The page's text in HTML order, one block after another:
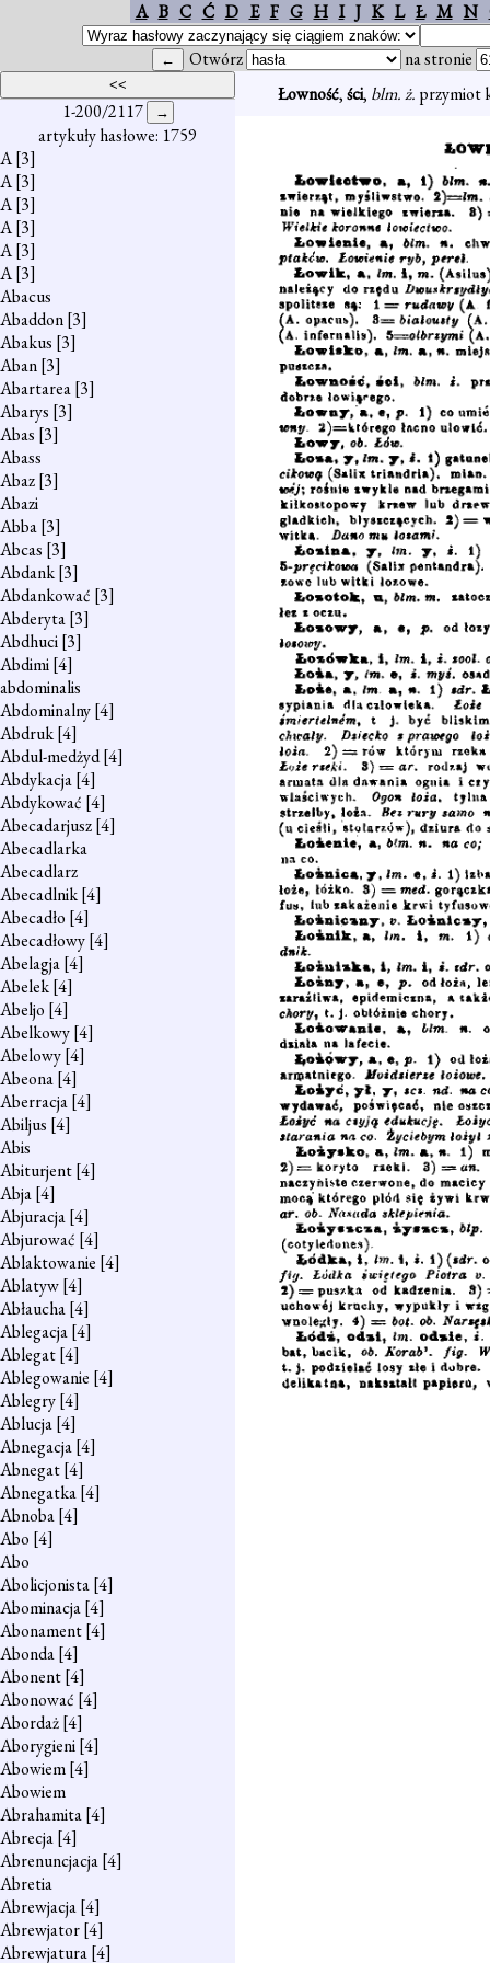
A B C Ć D E F G H I J K L Ł M N
Otwórz na stronie
1-200/2117
artykuły hasłowe: 1759
A[3]
A[3]
A[3]
A[3]
A[3]
A[3]
Abacus
Abaddon[3]
Abakus [3]
Aban[3]
Abartarea[3]
Abarys [3]
Abas [3]
Abass
Abaz[3]
Abazi
Abba[3]
Abcas [3]
Abdank[3]
Abdankować [3]
Abderyta[3]
Abdhuci[3]
Abdimi[4]
abdominalis
Abdominalny[4]
Abdruk[4]
Abdul-medżyd[4]
Abdykacja[4]
Abdykować [4]
Abecadarjusz[4]
Abecadlarka
Abecadlarz
Abecadlnik[4]
Abecadło [4]
Abecadłowy[4]
Abelagja[4]
Abelek[4]
Abeljo [4]
Abelkowy[4]
Abelowy[4]
Abeona[4]
Aberracja[4]
Abiljus [4]
Abis
Abiturjent[4]
Abja[4]
Abjuracja[4]
Abjurować [4]
Ablaktowanie [4]
Ablatyw[4]
Abłaucha[4]
Ablegacja[4]
Ablegat[4]
Ablegowanie [4]
Ablegry[4]
Ablucja[4]
Abnegacja[4]
Abnegat[4]
Abnegatka[4]
Abnoba[4]
Abo [4]
Abo
Abolicjonista[4]
Abominacja[4]
Abonament[4]
Abonda[4]
Abonent[4]
Abonować [4]
Abordaż[4]
Aborygieni[4]
Abowiem[4]
Abowiem
Abrahamita[4]
Abrecja[4]
Abrenuncjacja[4]
Abretia
Abrewjacja[4]
Abrewjator[4]
Abrewjatura[4]
Łowność,ści, blm. ż. przymiot